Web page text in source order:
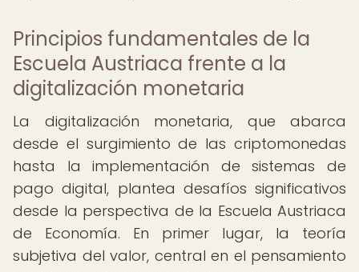
Principios fundamentales de la
Escuela Austriaca frente a la
digitalización monetaria
La digitalización monetaria, que abarca
desde el surgimiento de las criptomonedas
hasta la implementación de sistemas de
pago digital, plantea desafíos significativos
desde la perspectiva de la Escuela Austriaca
de Economía. En primer lugar, la teoría
subjetiva del valor, central en el pensamiento